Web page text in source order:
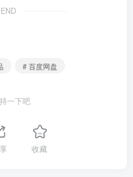
专项-优秀范文（旗舰班）.pdf
五-第21章-王建平.pdf 1.53M
一-第1章-信息化发展-兰帅辉
一-第4章-信息系统管理-兰帅辉
级信息系统项目管理师@完整版
# 百度网盘
一下吧
收藏